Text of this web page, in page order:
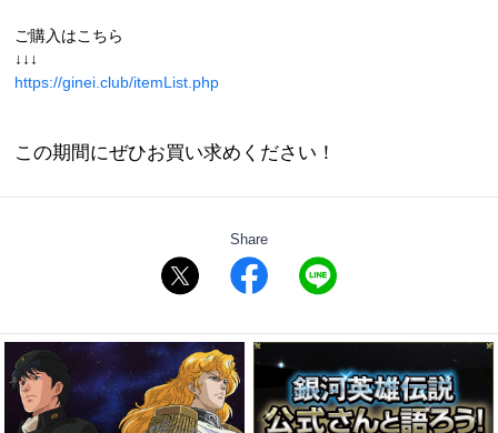
ご購入はこちら
↓↓↓
https://ginei.club/itemList.php
この期間にぜひお買い求めください！
Share